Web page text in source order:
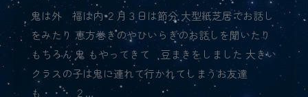
鬼は外 福は内 ２月３日は節分 大型紙芝居でお話し
をみたり 恵方巻きのやひいらぎのお話しを聞いたり
もちろん 鬼 もやってきて 豆まきをしました 大きい
クラスの子は鬼に連れて行かれてしまうお友達
も・・・ ２…